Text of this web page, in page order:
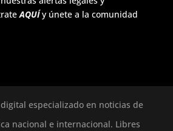
AQUÍ y únete a la comunidad
especializado en noticias de
nacional e internacional. Libres